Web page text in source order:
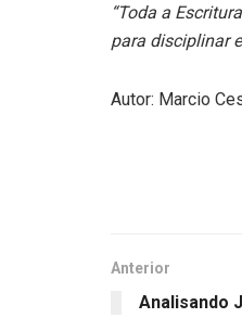
“Toda a
para disciplinar
Autor: Marcio
Anterior
Analisando